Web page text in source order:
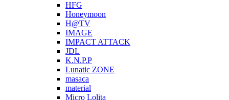
HFG
Honeymoon
H@TV
IMAGE
IMPACT ATTACK
JDL
K.N.P.P
Lunatic ZONE
masaca
material
Micro Lolita